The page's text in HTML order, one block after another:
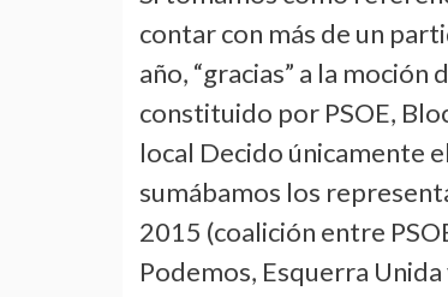
contar con más de un
año, “gracias” a la
constituido por PSOE,
local Decido únicamente
sumábamos los
2015 (coalición entre
Podemos, Esquerra